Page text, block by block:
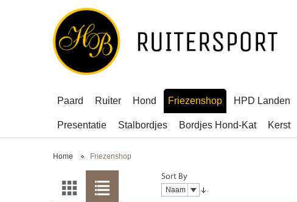
Paard Ruiter Hond Friezenshop HPD Landen
Presentatie Stalbordjes Bordjes Hond-Kat Kerst
Home Friezenshop
Sort By